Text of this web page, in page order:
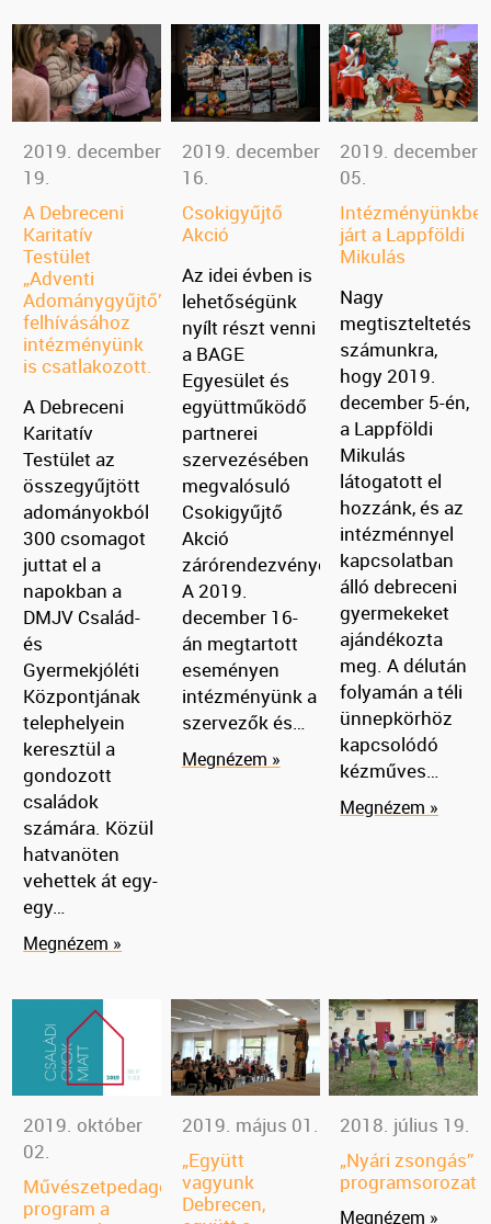
2019. december
19.
A Debreceni
Karitatív
Testület
„Adventi
Adománygyűjtő”
felhívásához
intézményünk
is csatlakozott.
A Debreceni
Karitatív
Testület az
összegyűjtött
adományokból
300 csomagot
juttat el a
napokban a
DMJV Család-
és
Gyermekjóléti
Központjának
telephelyein
keresztül a
gondozott
családok
számára. Közül
hatvanöten
vehettek át egy-
egy…
Megnézem »
2019. december
16.
Csokigyűjtő
Akció
Az idei évben is
lehetőségünk
nyílt részt venni
a BAGE
Egyesület és
együttműködő
partnerei
szervezésében
megvalósuló
Csokigyűjtő
Akció
zárórendezvényén.
A 2019.
december 16-
án megtartott
eseményen
intézményünk a
szervezők és…
Megnézem »
2019. december
05.
járt a Lappföldi
Mikulás
Nagy
megtiszteltetés
számunkra,
hogy 2019.
december 5-én,
a Lappföldi
Mikulás
látogatott el
hozzánk, és az
intézménnyel
kapcsolatban
álló debreceni
gyermekeket
ajándékozta
meg. A délután
folyamán a téli
ünnepkörhöz
kapcsolódó
kézműves…
Megnézem »
2019. október
02.
Művészetpedagógiai
program a
2019. május 01.
„Együtt
vagyunk
Debrecen,
2018. július 19.
„Nyári zsongás”
programsorozat
Megnézem »